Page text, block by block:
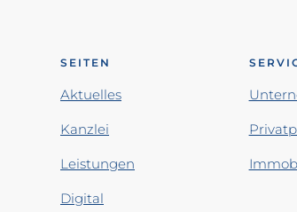
SEITEN
Aktuelles
Kanzlei
Leistungen
Digital